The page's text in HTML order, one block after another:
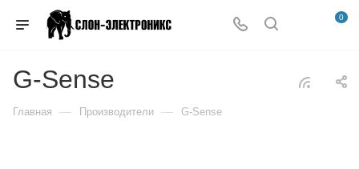
0
G-Sense
Главная — Производители — G-Sense